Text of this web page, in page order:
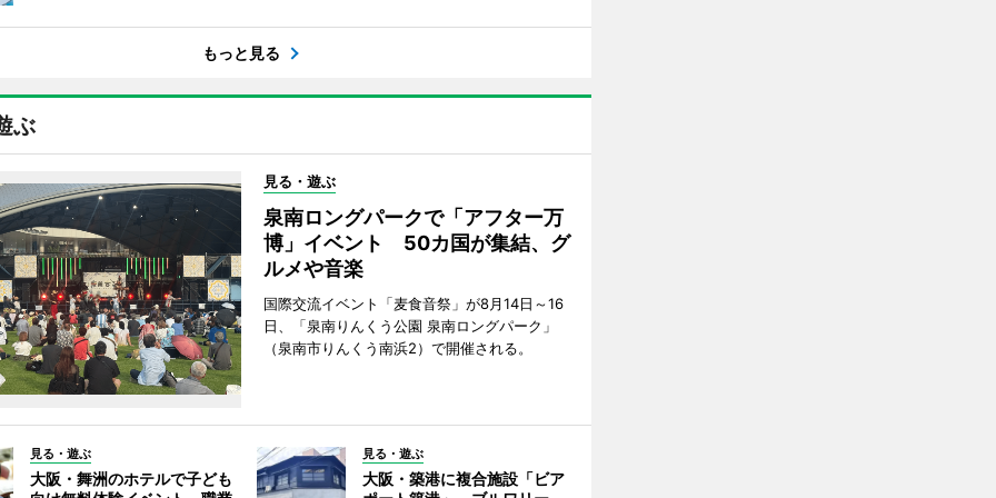
もっと見る
ぶ
見る・遊ぶ
泉南ロングパークで「アフター万
博」イベント 50カ国が集結、グ
ルメや音楽
国際交流イベント「麦食音祭」が8月14日～16
日、「泉南りんくう公園 泉南ロングパーク」
（泉南市りんくう南浜2）で開催される。
見る・遊ぶ
大阪・舞洲のホテルで子ども
見る・遊ぶ
大阪・築港に複合施設「ビア